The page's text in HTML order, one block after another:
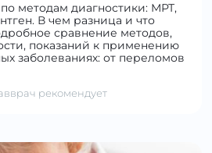
методам диагностики: МРТ,
В чем разница и что
сравнение методов,
показаний к применению
заболеваниях: от переломов
рекомендует